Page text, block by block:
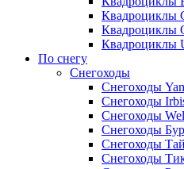
Квадроциклы
Квадроциклы
Квадроциклы
По снегу
Снегоходы
Снегоходы
Снегоходы
Снегоходы
Снегоходы
Снегоходы
Снегоходы